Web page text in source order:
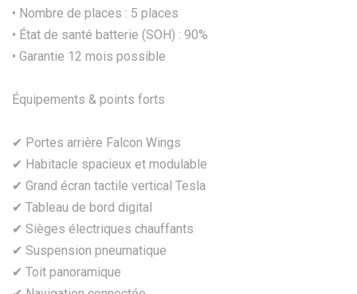
• Nombre de places : 5 places
• État de santé batterie (SOH) : 90%
• Garantie 12 mois possible
Équipements & points forts
✔ Portes arrière Falcon Wings
✔ Habitacle spacieux et modulable
✔ Grand écran tactile vertical Tesla
✔ Tableau de bord digital
✔ Sièges électriques chauffants
✔ Suspension pneumatique
✔ Toit panoramique